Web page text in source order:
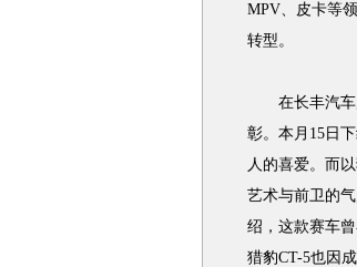
MPV、皮卡等
转型。
在长丰汽车展
彰。本月15日
人的喜爱。而
艺术与前卫的
绍，这款赛车曾
猎豹CT-5也因